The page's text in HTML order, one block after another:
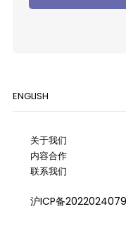
ENGLISH
关于我们
内容合作
联系我们
沪ICP备